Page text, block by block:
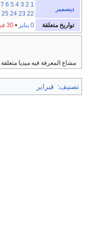
ديسمبر
1
2
3
4
5
6
7
22
23
24
25
تواريخ متعلقة
0 يناير •30 فبراير
مشاع المعرفة فيه ميديا
تصنيف: فبراير